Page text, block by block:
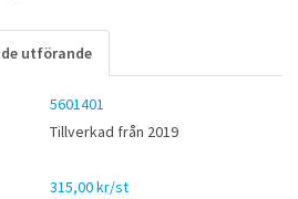
utförande
5601401
Tillverkad från 2019
315,00 kr/st